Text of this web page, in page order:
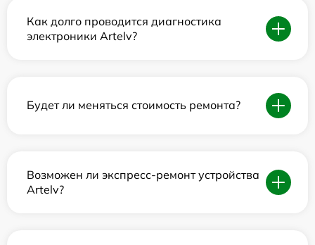
Как долго проводится диагностика
электроники Artelv?
Будет ли меняться стоимость ремонта?
Возможен ли экспресс-ремонт устройства
Artelv?